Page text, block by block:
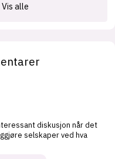
Vis alle
diskusjon når det
selskaper ved hva